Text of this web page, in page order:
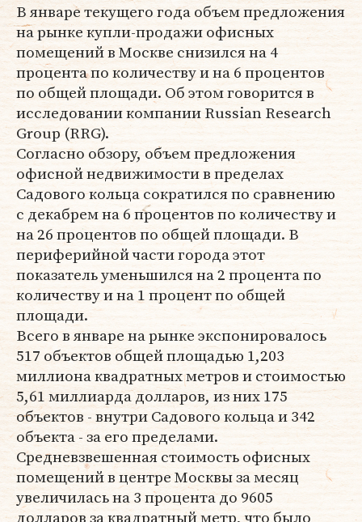
В январе текущего года объем предложения
на рынке купли-продажи офисных
помещений в Москве снизился на 4
процента по количеству и на 6 процентов
по общей площади. Об этом говорится в
исследовании компании Russian Research
Group (RRG).
Согласно обзору, объем предложения
офисной недвижимости в пределах
Садового кольца сократился по сравнению
с декабрем на 6 процентов по количеству и
на 26 процентов по общей площади. В
периферийной части города этот
показатель уменьшился на 2 процента по
количеству и на 1 процент по общей
площади.
Всего в январе на рынке экспонировалось
517 объектов общей площадью 1,203
миллиона квадратных метров и стоимостью
5,61 миллиарда долларов, из них 175
объектов - внутри Садового кольца и 342
объекта - за его пределами.
Средневзвешенная стоимость офисных
помещений в центре Москвы за месяц
увеличилась на 3 процента до 9605
долларов за квадратный метр, что было